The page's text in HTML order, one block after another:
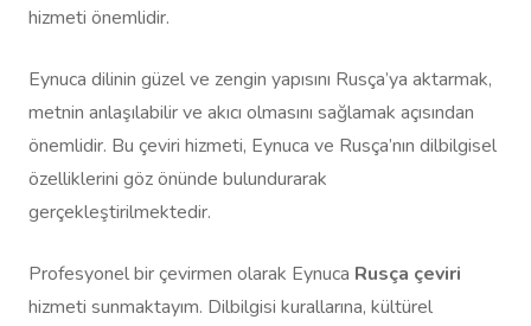
hizmeti önemlidir.
Eynuca dilinin güzel ve zengin yapısını Rusça’ya aktarmak,
metnin anlaşılabilir ve akıcı olmasını sağlamak açısından
önemlidir. Bu çeviri hizmeti, Eynuca ve Rusça’nın dilbilgisel
özelliklerini göz önünde bulundurarak
gerçekleştirilmektedir.
Profesyonel bir çevirmen olarak Eynuca Rusça çeviri
hizmeti sunmaktayım. Dilbilgisi kurallarına, kültürel